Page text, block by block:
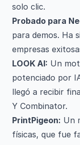
solo clic.
Probado para
para demos. Ha
empresas
LOOK AI: Un
potenciado por
llegó a recibir
Y Combinator.
PrintPigeon: Un
físicas, que fue